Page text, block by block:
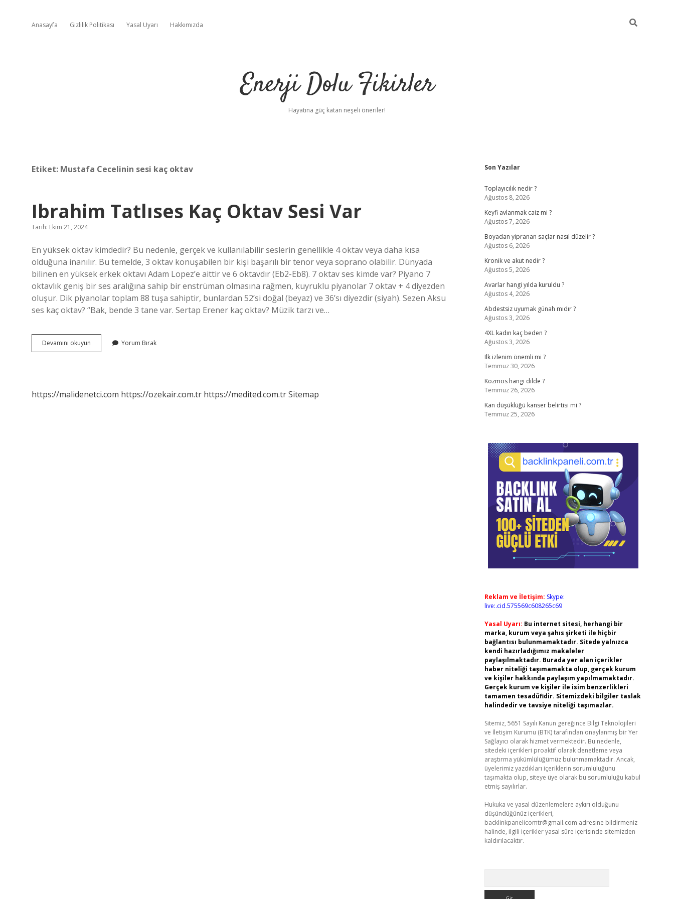
Anasayfa Gizlilik Politikası Yasal Uyarı Hakkımızda
Enerji Dolu Fikirler
Hayatına güç katan neşeli öneriler!
Etiket: Mustafa Cecelinin sesi kaç oktav
Ibrahim Tatlıses Kaç Oktav Sesi Var
Tarih: Ekim 21, 2024
En yüksek oktav kimdedir? Bu nedenle, gerçek ve kullanılabilir seslerin genellikle 4 oktav veya daha kısa
olduğuna inanılır. Bu temelde, 3 oktav konuşabilen bir kişi başarılı bir tenor veya soprano olabilir. Dünyada
bilinen en yüksek erkek oktavı Adam Lopez’e aittir ve 6 oktavdır (Eb2-Eb8). 7 oktav ses kimde var? Piyano 7
oktavlık geniş bir ses aralığına sahip bir enstrüman olmasına rağmen, kuyruklu piyanolar 7 oktav + 4 diyezden
oluşur. Dik piyanolar toplam 88 tuşa sahiptir, bunlardan 52’si doğal (beyaz) ve 36’sı diyezdir (siyah). Sezen Aksu
ses kaç oktav? “Bak, bende 3 tane var. Sertap Erener kaç oktav? Müzik tarzı ve…
Devamını okuyun
Tatlıses
Yorum Bırak
https://malidenetci.com https://ozekair.com.tr https://medited.com.trSitemap
Sidebar
Son Yazılar
Toplayıcılık nedir ?
Ağustos 8, 2026
Keyfi avlanmak caiz mi ?
Ağustos 7, 2026
Boyadan yipranan saçlar nasıl düzelir ?
Ağustos 6, 2026
Kronik ve akut nedir ?
Ağustos 5, 2026
Avarlar hangi yılda kuruldu ?
Ağustos 4, 2026
Abdestsiz uyumak günah mıdır ?
Ağustos 3, 2026
4XL kadın kaç beden ?
Ağustos 3, 2026
Ilk izlenim önemli mi ?
Temmuz 30, 2026
Kozmos hangi dilde ?
Temmuz 26, 2026
Kan düşüklüğü kanser belirtisi mi ?
Temmuz 25, 2026
Reklam ve İletişim: Skype:
live:.cid.575569c608265c69
Yasal Uyarı: Bu internet sitesi, herhangi bir
marka, kurum veya şahıs şirketi ile hiçbir
bağlantısı bulunmamaktadır. Sitede yalnızca
kendi hazırladığımız makaleler
paylaşılmaktadır. Burada yer alan içerikler
haber niteliği taşımamakta olup, gerçek kurum
ve kişiler hakkında paylaşım yapılmamaktadır.
Gerçek kurum ve kişiler ile isim benzerlikleri
tamamen tesadüfidir. Sitemizdeki bilgiler taslak
halindedir ve tavsiye niteliği taşımazlar.
Sitemiz, 5651 Sayılı Kanun gereğince Bilgi Teknolojileri
ve İletişim Kurumu (BTK) tarafından onaylanmış bir Yer
Sağlayıcı olarak hizmet vermektedir. Bu nedenle,
sitedeki içerikleri proaktif olarak denetleme veya
araştırma yükümlülüğümüz bulunmamaktadır. Ancak,
üyelerimiz yazdıkları içeriklerin sorumluluğunu
taşımakta olup, siteye üye olarak bu sorumluluğu kabul
etmiş sayılırlar.
Hukuka ve yasal düzenlemelere aykırı olduğunu
düşündüğünüz içerikleri,
backlinkpanelicomtr@gmail.com adresine bildirmeniz
halinde, ilgili içerikler yasal süre içerisinde sitemizden
kaldırılacaktır.